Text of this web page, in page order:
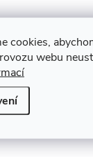
cookies,
webu